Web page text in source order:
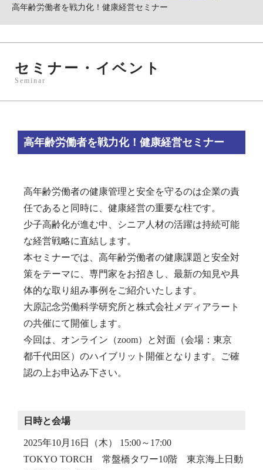
高年齢労働者を戦力化！健康経営セミナー
セミナー・イベント
Seminar
高年齢労働者を戦力化！健康経営セミナー
高年齢労働者の健康管理と安全を守るのは企業の責
任であると同時に、健康経営の重要な柱です。
少子高齢化が進む中、シニア人材の活躍は持続可能
な経営戦略に直結します。
本セミナーでは、高年齢労働者の健康課題と安全対
策をテーマに、専門家をお招きし、最新の知見や具
体的な取り組み事例をご紹介いたします。
大原記念労働科学研究所と株式会社メディアラート
の共催にて開催します。
今回は、オンライン（zoom）と対面（会場：東京
都千代田区）のハイブリット開催となります。ご確
認の上お申込み下さい。
日時と会場
2025年10月16日（木） 15:00～17:00
TOKYO TORCH 常盤橋タワー10階 東京海上日動